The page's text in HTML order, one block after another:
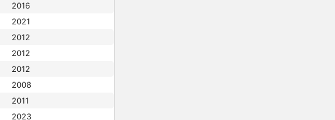
2016
2021
2012
2012
2012
2008
2011
2023